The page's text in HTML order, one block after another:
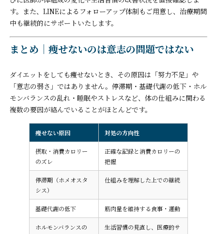
す。また、LINEによるフォローアップ体制もご用意し、治療期間
中も継続的にサポートいたします。
まとめ｜痩せないのは意志の問題ではない
ダイエットをしても痩せないとき、その原因は「努力不足」や
「意志の弱さ」ではありません。停滞期・基礎代謝の低下・ホル
モンバランスの乱れ・睡眠やストレスなど、体の仕組みに関わる
複数の要因が絡んでいることがほとんどです。
痩せない原因 対処の方向性
摂取・消費カロリー
のズレ
正確な記録と消費カロリーの
把握
停滞期（ホメオスタ
シス）
仕組みを理解した上での継続
基礎代謝の低下 筋肉量を維持する食事・運動
ホルモンバランスの
生活習慣の見直し、医療的サ